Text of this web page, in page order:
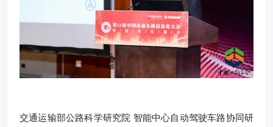
交通运输部公路科学研究院 智能中心自动驾驶车路协同研